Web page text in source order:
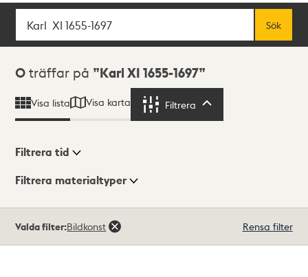
Sök
Sök
Sökresultat
0 träffar på Karl XI 1655-1697
Visa lista Visa karta Filtrera
Visningsläge
Filtrera tid
Filtrera materialtyper
träffar
Valda filter:Bildkonst Rensa filter